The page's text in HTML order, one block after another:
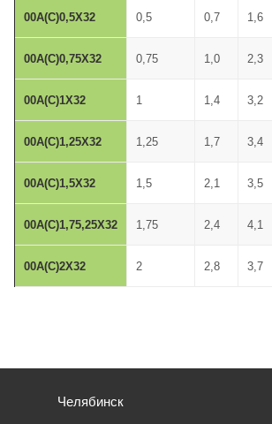
00A(C)0,5X32 0,5 0,7 1,6
00A(C)0,75X32 0,75 1,0 2,3
00A(C)1X32 1 1,4 3,2
00A(C)1,25X32 1,25 1,7 3,4
00A(C)1,5X32 1,5 2,1 3,5
00A(C)1,75,25X32 1,75 2,4 4,1
00A(C)2X32 2 2,8 3,7
Челябинск